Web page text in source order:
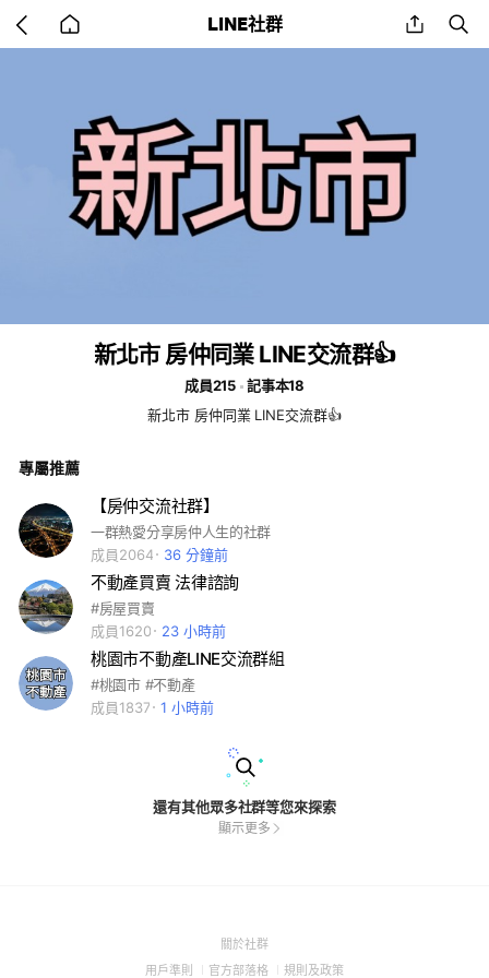
back
to
LINE社群 share
新北市 房仲同業 LINE交流群👍
成員215
記事本18
新北市 房仲同業 LINE交流群👍
專屬推薦
【房仲交流社群】
一群熱愛分享房仲人生的社群
成員2064
36 分鐘前
不動產買賣 法律諮詢
#房屋買賣
成員1620
23 小時前
桃園市不動產LINE交流群組
#桃園市 #不動產
成員1837
1 小時前
還有其他眾多社群等您來探索
顯示更多
關於社群(Open
用戶準則 (Open
官方部落格 (Open
規則及政策(Open